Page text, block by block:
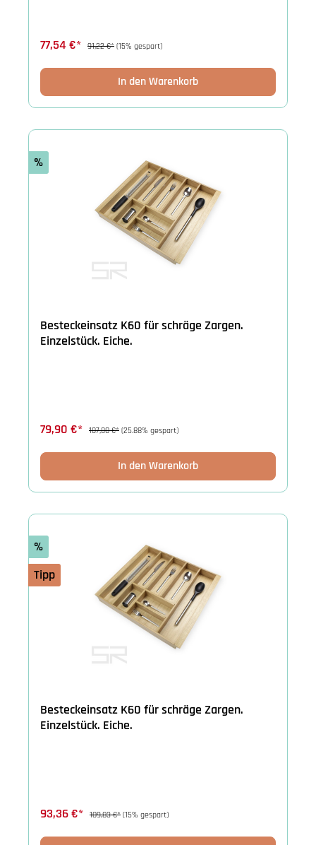
77,54 €* 91,22 €* (15% gespart)
In den Warenkorb
%
Besteckeinsatz K60 für schräge Zargen.
Einzelstück. Eiche.
79,90 €* 107,80 €* (25.88% gespart)
In den Warenkorb
%
Tipp
Besteckeinsatz K60 für schräge Zargen.
Einzelstück. Eiche.
93,36 €* 109,83 €* (15% gespart)